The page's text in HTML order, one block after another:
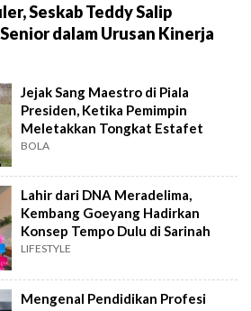
Seskab Teddy Salip
dalam Urusan Kinerja
Jejak Sang Maestro di Piala
Presiden, Ketika Pemimpin
Meletakkan Tongkat Estafet
BOLA
Lahir dari DNA Meradelima,
Kembang Goeyang Hadirkan
Konsep Tempo Dulu di Sarinah
LIFESTYLE
Mengenal Pendidikan Profesi